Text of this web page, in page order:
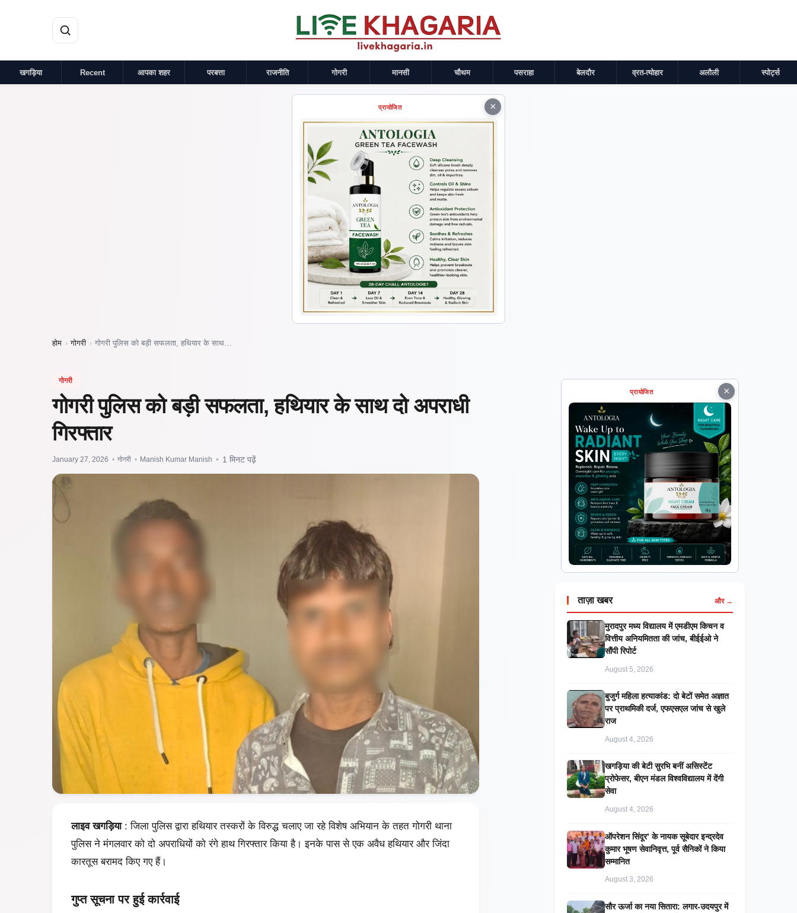
खगड़िया Recent आपका शहर परबत्ता राजनीति गोगरी मानसी चौथम पसराहा बेलदौर व्रत-त्योहार अलौली स्पोर्ट्स
×
प्रायोजित
होम › गोगरी › गोगरी पुलिस को बड़ी सफलता, हथियार के साथ…
गोगरी
गोगरी पुलिस को बड़ी सफलता, हथियार के साथ दो अपराधी
गिरफ्तार
January 27, 2026 • गोगरी • Manish Kumar Manish • 1 मिनट पढ़ें
लाइव खगड़िया: जिला पुलिस द्वारा हथियार तस्करों के विरुद्ध चलाए जा रहे विशेष अभियान के तहत गोगरी थाना
पुलिस ने मंगलवार को दो अपराधियों को रंगे हाथ गिरफ्तार किया है। इनके पास से एक अवैध हथियार और जिंदा
कारतूस बरामद किए गए हैं।
गुप्त सूचना पर हुई कार्रवाई
×
प्रायोजित
ताज़ा खबर और →
मुरादपुर मध्य विद्यालय में एमडीएम किचन व
वित्तीय अनियमितता की जांच, बीईईओ ने
सौंपी रिपोर्ट
August 5, 2026
बुजुर्ग महिला हत्याकांड: दो बेटों समेत अज्ञात
पर प्राथमिकी दर्ज, एफएसएल जांच से खुले
राज
August 4, 2026
खगड़िया की बेटी सुरभि बनीं असिस्टेंट
प्रोफेसर, बीएन मंडल विश्वविद्यालय में देंगी
सेवा
August 4, 2026
ऑपरेशन सिंदूर’ के नायक सूबेदार इन्द्रदेव
कुमार भूषण सेवानिवृत्त, पूर्व सैनिकों ने किया
सम्मानित
August 3, 2026
सौर ऊर्जा का नया सितारा: लगार-उदयपुर में